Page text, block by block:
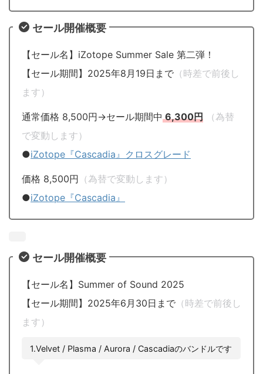
セール開催概要
【セール名】iZotope Summer Sale 第二弾！
【セール期間】2025年8月19日まで （時差で前後し
ます）
通常価格 8,500円→セール期間中6,300円
（為替
で変動します）
●iZotope『Cascadia』クロスグレード
価格 8,500円 （為替で変動します）
●iZotope『Cascadia』
セール開催概要
【セール名】Summer of Sound 2025
【セール期間】2025年6月30日まで （時差で前後し
ます）
1.Velvet / Plasma / Aurora / Cascadiaのバンドルです